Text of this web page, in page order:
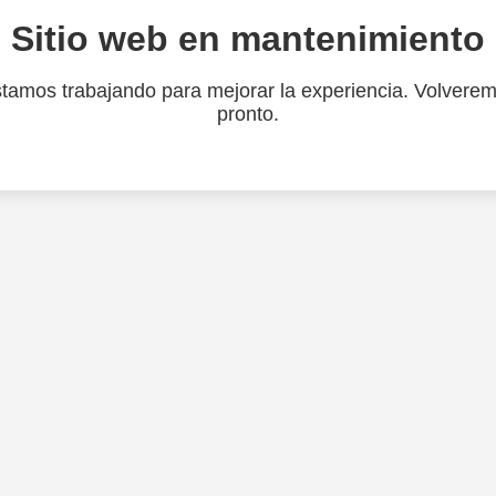
Sitio web en mantenimiento
trabajando para mejorar la experiencia.
pronto.